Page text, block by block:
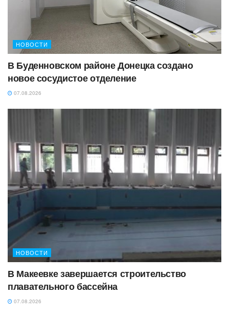
НОВОСТИ
В Буденновском районе Донецка создано
новое сосудистое отделение
07.08.2026
НОВОСТИ
В Макеевке завершается строительство
плавательного бассейна
07.08.2026